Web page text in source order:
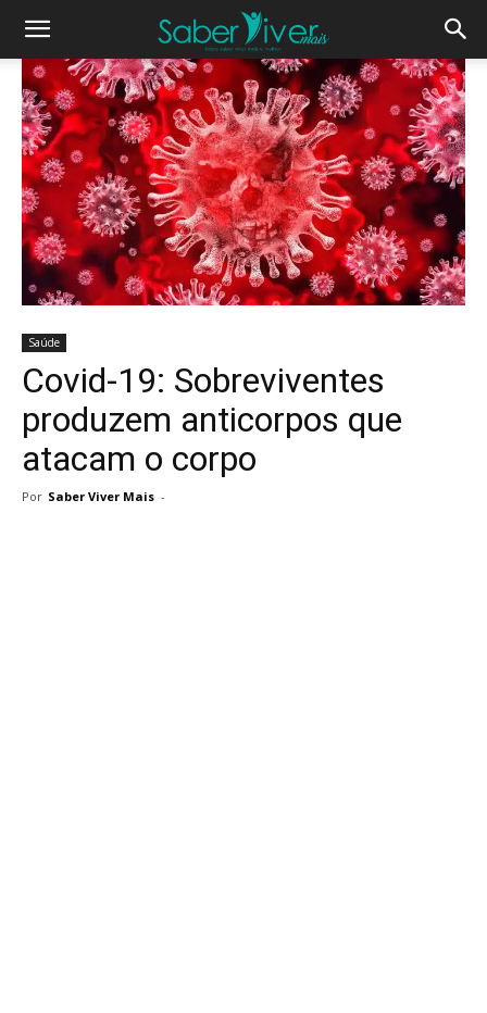
Saúde
Covid-19: Sobreviventes
produzem anticorpos que
atacam o corpo
Por Saber Viver Mais -